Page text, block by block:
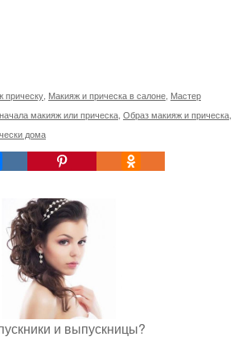
прическу Макияж и прическа в салоне Мастер
макияж или прическа Образ макияж и прическа
дома
и выпускницы?